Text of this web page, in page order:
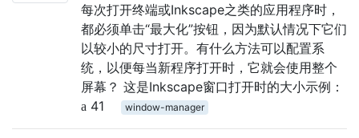
每次打开终端或Inkscape之类的应用程序时，
都必须单击“最大化”按钮，因为默认情况下它们
以较小的尺寸打开。有什么方法可以配置系
统，以便每当新程序打开时，它就会使用整个
屏幕？ 这是Inkscape窗口打开时的大小示例：
41
window-manager